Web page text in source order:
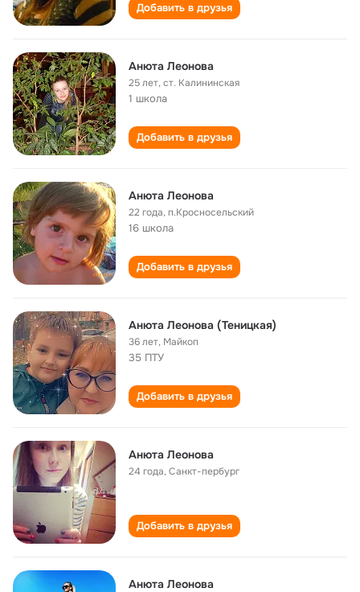
Добавить в друзья
Анюта Леонова
25 лет,ст. Калининская
1 школа
Добавить в друзья
Анюта Леонова
22 года,п.Кросносельский
16 школа
Добавить в друзья
Анюта Леонова (Теницкая)
36 лет, Майкоп
35 ПТУ
Добавить в друзья
Анюта Леонова
24 года,Санкт-пербург
Добавить в друзья
Анюта Леонова